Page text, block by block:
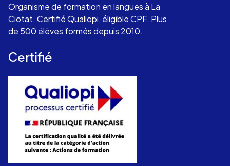
Organisme de formation en langues à La
Ciotat. Certifié Qualiopi, éligible CPF. Plus
de 500 élèves formés depuis 2010.
Certifié